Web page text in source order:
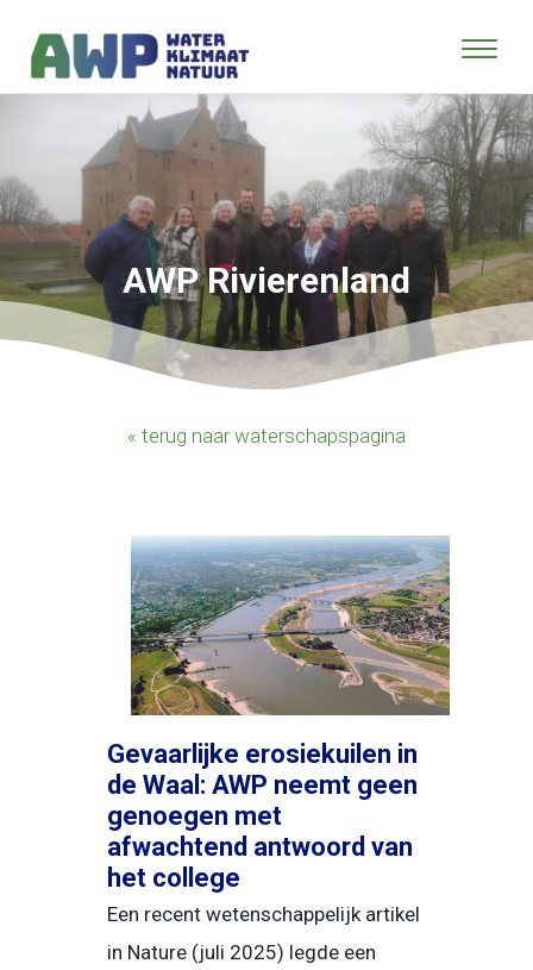
AWP Rivierenland
« terug naar waterschapspagina
Gevaarlijke erosiekuilen in
de Waal: AWP neemt geen
genoegen met
afwachtend antwoord van
het college
Een recent wetenschappelijk artikel
in Nature (juli 2025) legde een